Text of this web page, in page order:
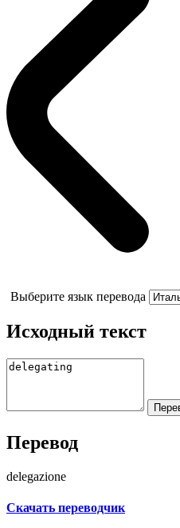
Выберите язык перевода
Исходный текст
Перевод
delegazione
Скачать переводчик